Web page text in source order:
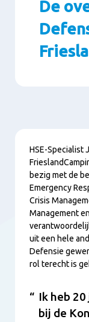
De
Content
HSE-Specialist
bezig met de
Emergency
Crisis
Management
uit een hele
Defensie
rol terecht is
Ik heb
bij de